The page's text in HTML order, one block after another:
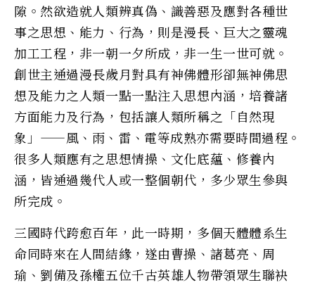
隙。然欲造就人類辨真偽、識善惡及應對各種世
事之思想、能力、行為，則是漫長、巨大之靈魂
加工工程，非一朝一夕所成，非一生一世可就。
創世主通過漫長歲月對具有神佛體形卻無神佛思
想及能力之人類一點一點注入思想內涵，培養諸
方面能力及行為，包括讓人類所稱之「自然現
象」——風、雨、雷、電等成熟亦需要時間過程。
很多人類應有之思想情操、文化底蘊、修養內
涵，皆通過幾代人或一整個朝代，多少眾生參與
所完成。
三國時代跨愈百年，此一時期，多個天體體系生
命同時來在人間結緣，遂由曹操、諸葛亮、周
瑜、劉備及孫權五位千古英雄人物帶領眾生聯袂